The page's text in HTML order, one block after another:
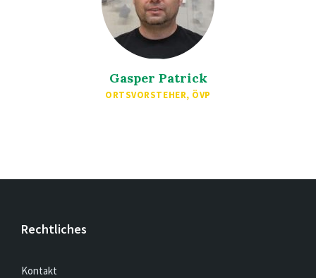
Gasper Patrick
ORTSVORSTEHER, ÖVP
Rechtliches
Kontakt